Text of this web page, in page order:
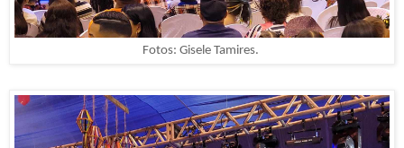
Fotos: Gisele Tamires.